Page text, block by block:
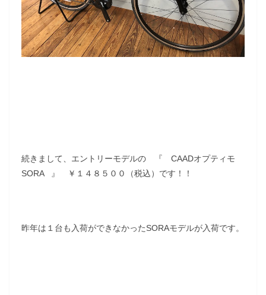
続きまして、エントリーモデルの 『 CAADオプティモ
SORA 』 ￥１４８５００（税込）です！！
昨年は１台も入荷ができなかったSORAモデルが入荷です。